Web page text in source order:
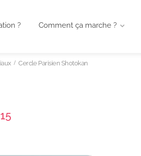
? Comment ça marche ?
Cercle Parisien Shotokan